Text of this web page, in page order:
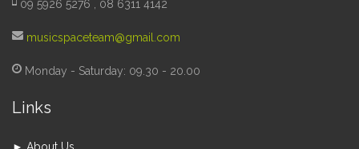
09 5926 5276 , 08 6311 4142
musicspaceteam@gmail.com
Monday - Saturday: 09.30 - 20.00
Links